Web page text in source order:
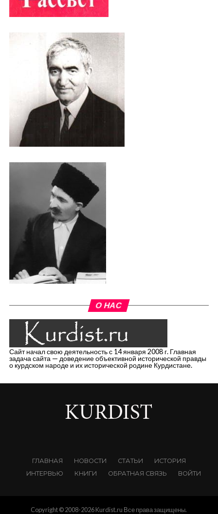
О НАС
Сайт начал свою деятельность с 14 января 2008 г. Главная
задача сайта — доведение объективной исторической правды
о курдском народе и их исторической родине Курдистане.
ГЛАВНАЯ НОВОСТИ СТАТЬИ
ИСТОРИЯ
ИНТЕРВЬЮ
КНИГИ ОБРАТНАЯ СВЯЗЬ ВОЙТИ
Copyright © 2008-2026 Kurdist.ru Все права защищены.